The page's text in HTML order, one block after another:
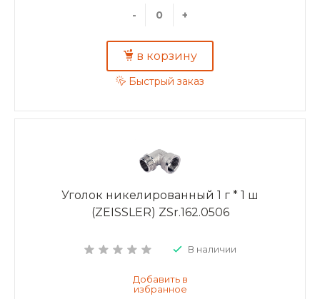
- +
в корзину
Быстрый заказ
Уголок никелированный 1 г * 1 ш
(ZEISSLER) ZSr.162.0506
В наличии